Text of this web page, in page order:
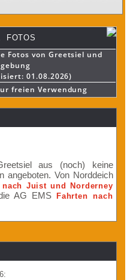
FOTOS
Fotos von Greetsiel und
01.08.2026)
freien Verwendung
aus (noch) keine
angeboten. Von Norddeich
nach Juist und Norderney
AG EMSFahrten nach
: